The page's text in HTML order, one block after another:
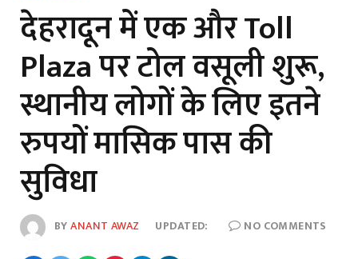
देहरादून में एक और Toll
Plaza पर टोल वसूली शुरू,
स्थानीय लोगों के लिए इतने
रुपयों मासिक पास की
सुविधा
BYANANT AWAZ UPDATED: NO COMMENTS